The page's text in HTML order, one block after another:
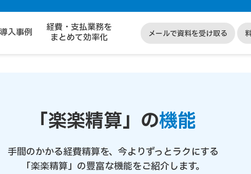
導入事例
経費・支払業務を
まとめて効率化
メールで資料を受け取る
「楽楽精算」の機能
手間のかかる経費精算を、今よりずっとラクにする
「楽楽精算」の豊富な機能をご紹介します。